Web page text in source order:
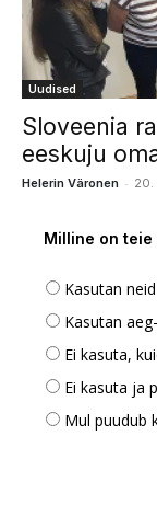
Uudised
Sloveenia
eeskuju
Helerin Väronen - 20.
Milline on
Kasutan
Kasutan
Ei kasuta,
Ei kasuta ja
Mul puudub